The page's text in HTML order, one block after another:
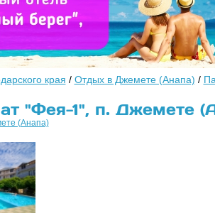
края / Отдых в Джемете (Анапа) /
"Фея-1", п. Джемете
(Анапа)